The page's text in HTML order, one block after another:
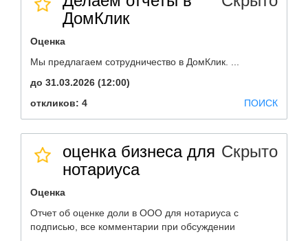
ДомКлик
Оценка
Мы предлагаем сотрудничество в ДомКлик. ...
до 31.03.2026 (12:00)
откликов: 4
ПОИСК
оценка бизнеса для
нотариуса
Скрыто
Оценка
Отчет об оценке доли в ООО для нотариуса с
подписью, все комментарии при обсуждении